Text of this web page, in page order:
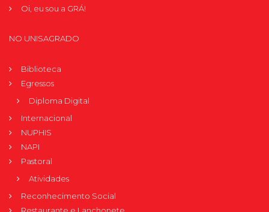
Oi, eu sou a GRÁ!
NO UNISAGRADO
Biblioteca
Egressos
Diploma Digital
Internacional
NUPHIS
NAPI
Pastoral
Atividades
Reconhecimento Social
Restaurante e Lanchonete